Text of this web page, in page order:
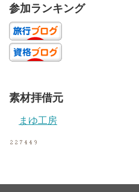
参加ランキング
素材拝借元
まゆ工房